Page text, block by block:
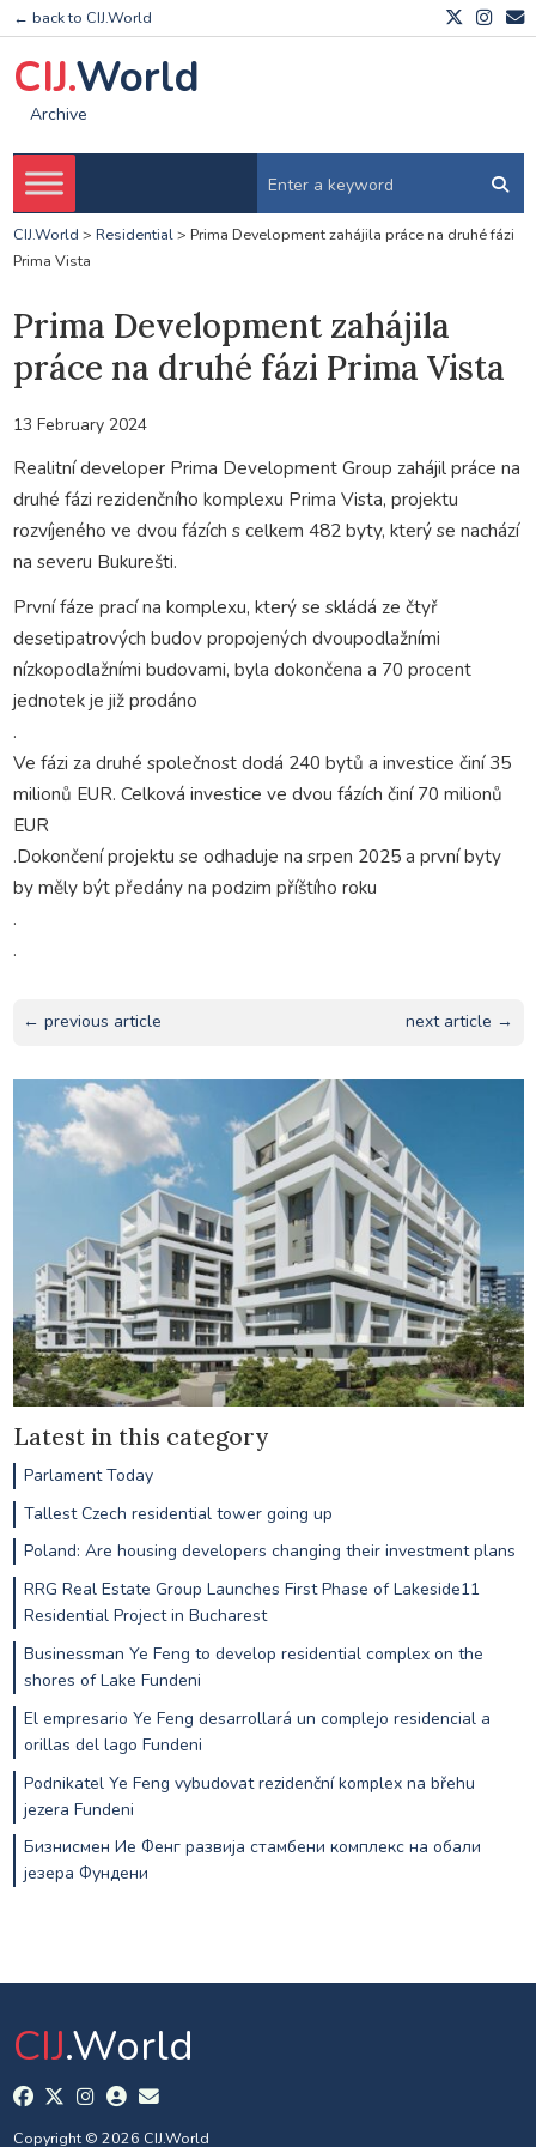
← back to CIJ.World
CIJ.World
Archive
CIJ.World > Residential> Prima Development zahájila práce na druhé fázi
Prima Vista
Prima Development zahájila
práce na druhé fázi Prima Vista
13 February 2024
Realitní developer Prima Development Group zahájil práce na
druhé fázi rezidenčního komplexu Prima Vista, projektu
rozvíjeného ve dvou fázích s celkem 482 byty, který se nachází
na severu Bukurešti.
První fáze prací na komplexu, který se skládá ze čtyř
desetipatrových budov propojených dvoupodlažními
nízkopodlažními budovami, byla dokončena a 70 procent
jednotek je již prodáno
.
Ve fázi za druhé společnost dodá 240 bytů a investice činí 35
milionů EUR. Celková investice ve dvou fázích činí 70 milionů
EUR
.Dokončení projektu se odhaduje na srpen 2025 a první byty
by měly být předány na podzim příštího roku
.
.
← previous article next article →
Latest in this category
Parlament Today
Tallest Czech residential tower going up
Poland: Are housing developers changing their investment plans
RRG Real Estate Group Launches First Phase of Lakeside11
Residential Project in Bucharest
Businessman Ye Feng to develop residential complex on the
shores of Lake Fundeni
El empresario Ye Feng desarrollará un complejo residencial a
orillas del lago Fundeni
Podnikatel Ye Feng vybudovat rezidenční komplex na břehu
jezera Fundeni
Бизнисмен Ие Фенг развија стамбени комплекс на обали
језера Фундени
CIJ.World
Copyright © 2026 CIJ.World